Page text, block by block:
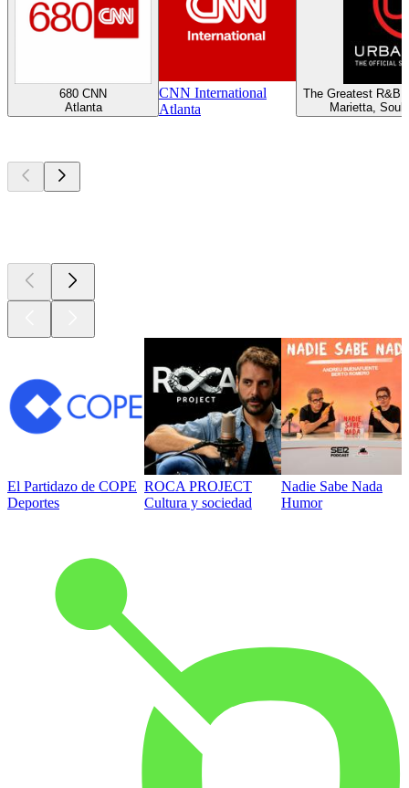
680 CNN
Atlanta
CNN International
Atlanta
The Greatest R&B
Marietta,
El Partidazo de COPE
Deportes
ROCA PROJECT
Cultura y sociedad
Nadie Sabe Nada
Humor